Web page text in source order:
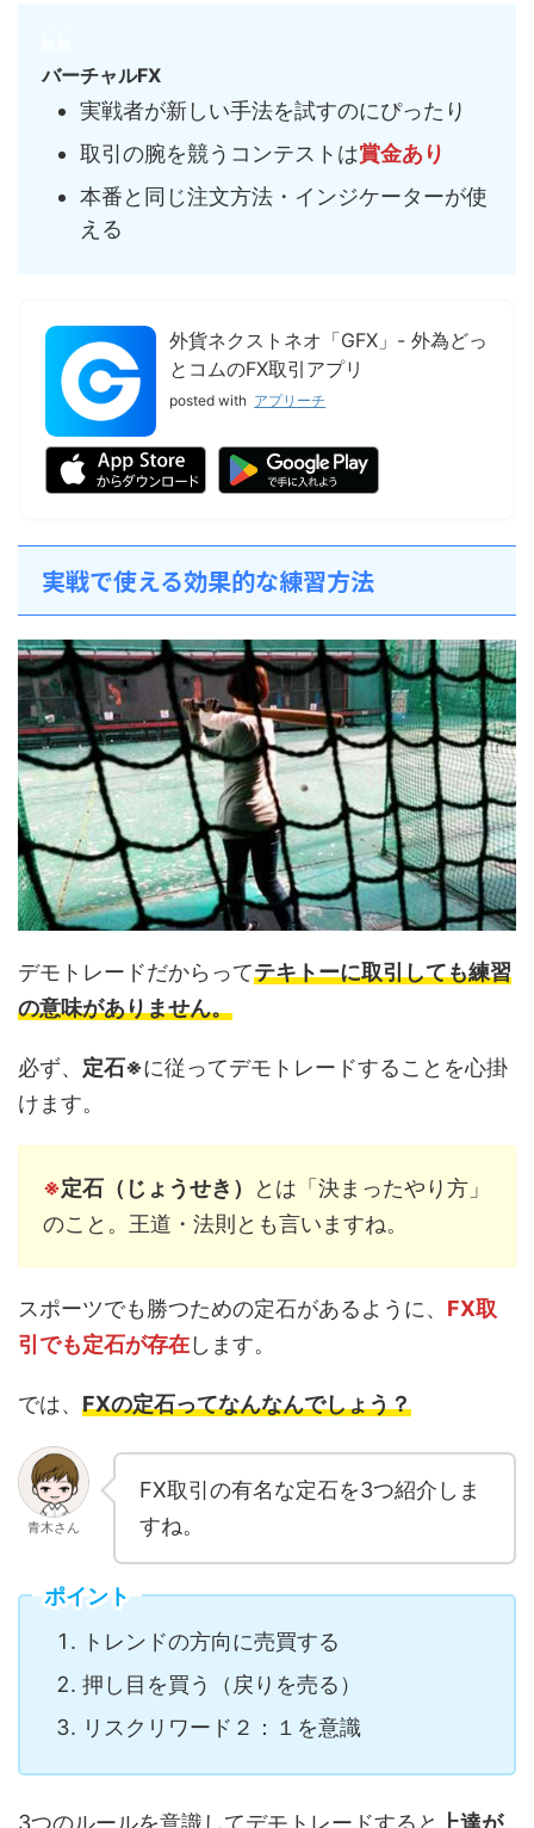
バーチャルFX
実戦者が新しい手法を試すのにぴったり
取引の腕を競うコンテストは賞金あり
本番と同じ注文方法・インジケーターが使
える
外貨ネクストネオ「GFX」- 外為どっ
とコムのFX取引アプリ
posted with アプリーチ
実戦で使える効果的な練習方法
デモトレードだからってテキトーに取引しても練習
の意味がありません。
必ず、 定石※に従ってデモトレードすることを心掛
けます。
※定石（じょうせき）
とは「決まったやり方」
のこと。王道・法則とも言いますね。
スポーツでも勝つための定石があるように、 FX取
引でも定石が存在します。
では、 FXの定石ってなんなんでしょう？
青木さん
FX取引の有名な定石を3つ紹介しま
すね。
ポイント
トレンドの方向に売買する
押し目を買う（戻りを売る）
リスクリワード２：１を意識
3つのルールを意識してデモトレードすると 上達が